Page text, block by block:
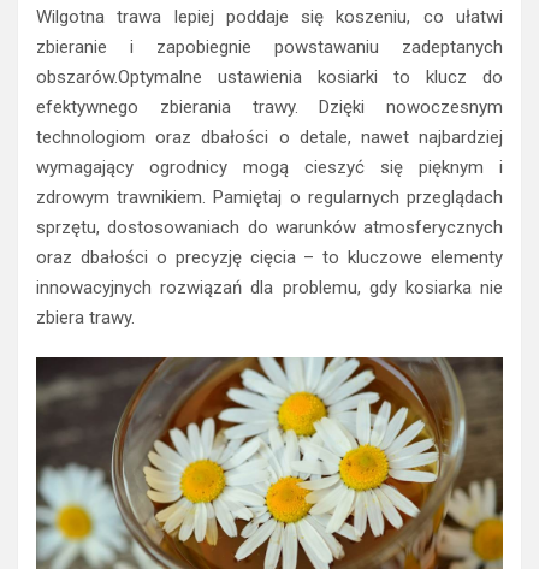
Wilgotna trawa lepiej poddaje się koszeniu, co ułatwi
zbieranie i zapobiegnie powstawaniu zadeptanych
obszarów.Optymalne ustawienia kosiarki to klucz do
efektywnego zbierania trawy. Dzięki nowoczesnym
technologiom oraz dbałości o detale, nawet najbardziej
wymagający ogrodnicy mogą cieszyć się pięknym i
zdrowym trawnikiem. Pamiętaj o regularnych przeglądach
sprzętu, dostosowaniach do warunków atmosferycznych
oraz dbałości o precyzję cięcia – to kluczowe elementy
innowacyjnych rozwiązań dla problemu, gdy kosiarka nie
zbiera trawy.